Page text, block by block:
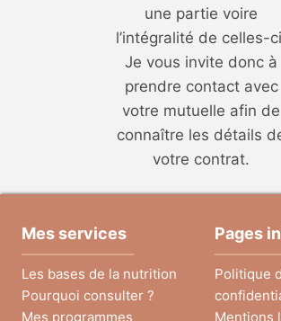
une partie voire
l’intégralité de celles-
Je vous invite donc à
prendre contact avec
votre mutuelle afin de
connaître les détails
votre contrat.
Mes services
Les bases de la nutrition
Pourquoi consulter ?
Mes programmes
Pages
Politique
Mentions